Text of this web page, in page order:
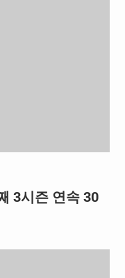
3시즌 연속 30